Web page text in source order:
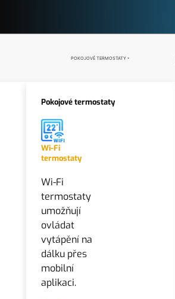
POKOJOVÉ TERMOSTATY
Pokojové termostaty
Wi-Fi
termostaty
Wi-Fi
termostaty
umožňují
ovládat
vytápění na
dálku přes
mobilní
aplikaci.